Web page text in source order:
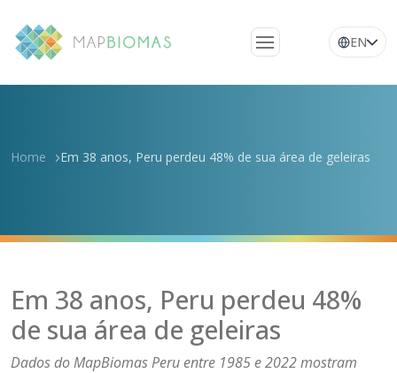
Plataforma
Notícias
EN
Home Em 38 anos, Peru perdeu 48% de sua área de geleiras
Em 38 anos, Peru perdeu 48%
de sua área de geleiras
Dados do MapBiomas Peru entre 1985 e 2022 mostram